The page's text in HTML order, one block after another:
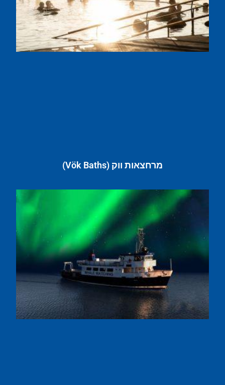
מרחצאות ווק (Vök Baths)